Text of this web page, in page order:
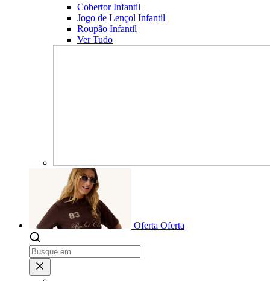
Cobertor Infantil
Jogo de Lençol Infantil
Roupão Infantil
Ver Tudo
Oferta Oferta